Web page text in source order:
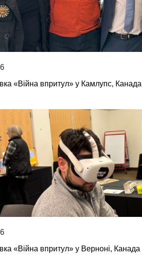
«Війна впритул» у Камлупс, Канада
«Війна впритул» у Верноні, Канада